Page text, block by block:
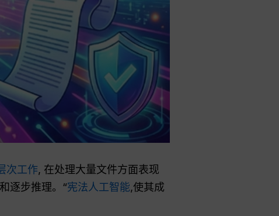
次工作, 在处理大量文件方面表现
逐步推理。“宪法人工智能,使其成